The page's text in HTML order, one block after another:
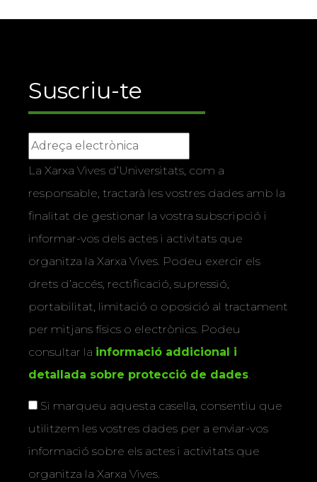
Suscriu-te
La Xarxa Vives d’Universitats, com a
responsable, tractarà les vostres dades amb la
finalitat de gestionar la vostra subscripció i
informar-vos dels actes i activitats que
organitza la Xarxa Vives. Podeu exercir els
drets d’accés, rectificació, supressió,
portabilitat, limitació o oposició al tractament
per mitjans físics o electrònics. Podeu
consultar la informació addicional i
detallada sobre protecció de dades.
Si marqueu aquesta casella, consentiu que
utilitzem les vostres dades per a enviar-vos
informació sobre els actes i activitats que
organitza la Xarxa Vives.